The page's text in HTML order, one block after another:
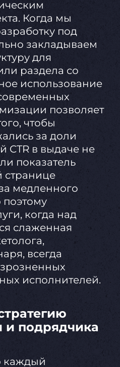
Когда мы
под
закладываем
для
раздела со
использование
позволяет
чтобы
за доли
CTR в выдаче не
показатель
странице
медленного
когда над
слаженная
всегда
исполнителей.
подрядчика
каждый